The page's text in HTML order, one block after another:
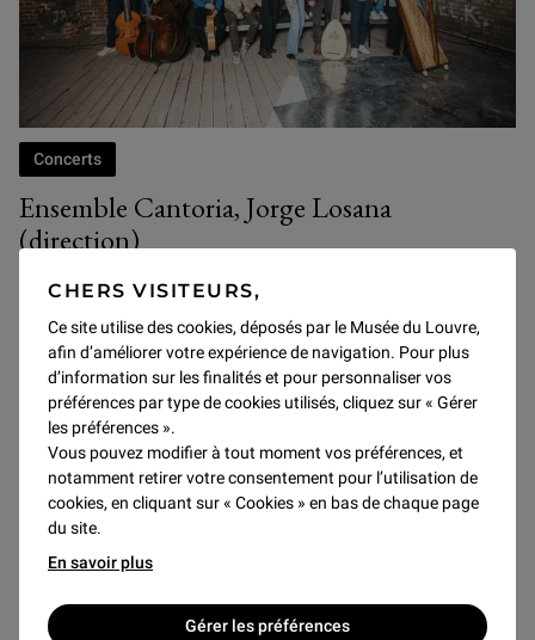
CHERS VISITEURS,
Ce site utilise des cookies, déposés par le Musée du Louvre,
afin d’améliorer votre expérience de navigation. Pour plus
d’information sur les finalités et pour personnaliser vos
préférences par type de cookies utilisés, cliquez sur « Gérer
les préférences ».
Vous pouvez modifier à tout moment vos préférences, et
notamment retirer votre consentement pour l’utilisation de
cookies, en cliquant sur « Cookies » en bas de chaque page
du site.
En savoir plus
Gérer les préférences
Ensemble Cantoria, Jorge Losana
(direction)
Concerts
à 20h
L’ensemble vedette de la jeune génération baroque
espagnole fait ses débuts au Louvre en ouverture de
l’exposition Zurbarán, dans un programme qui nous
dévoile les splendeurs de la musique de la péninsule à la
fin du siècle d’or.
Découvrir
7 OCTOBRE 2026 – 22 JANVIER 2027